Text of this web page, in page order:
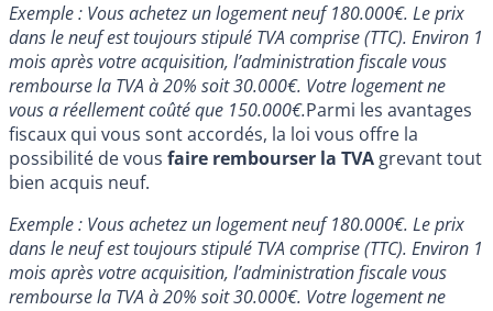
Exemple : Vous achetez un logement neuf 180.000€. Le prix
dans le neuf est toujours stipulé TVA comprise (TTC). Environ 1
mois après votre acquisition, l’administration fiscale vous
rembourse la TVA à 20% soit 30.000€. Votre logement ne
vous a réellement coûté que 150.000€.Parmi les avantages
fiscaux qui vous sont accordés, la loi vous offre la
possibilité de vous faire rembourser la TVA grevant tout
bien acquis neuf.
Exemple : Vous achetez un logement neuf 180.000€. Le prix
dans le neuf est toujours stipulé TVA comprise (TTC). Environ 1
mois après votre acquisition, l’administration fiscale vous
rembourse la TVA à 20% soit 30.000€. Votre logement ne